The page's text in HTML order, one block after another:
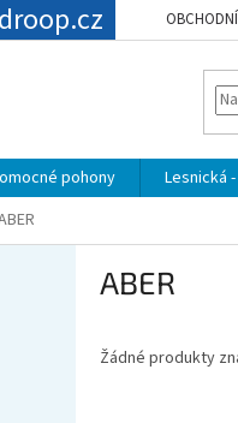
pohony Lesnická
ABER
Žádné produkty